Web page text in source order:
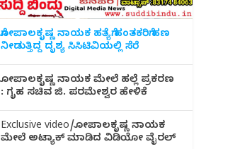
ಗೋಪಾಲಕೃಷ್ಣ ನಾಯಕ ಹತ್ಯೆಗೆ ಹಂತಕರಿಗೆ ಹಣ
ನೀಡುತ್ತಿದ್ದ ದೃಶ್ಯ ಸಿಸಿಟಿವಿಯಲ್ಲಿ ಸೆರೆ
ಗೋಪಾಲಕೃಷ್ಣ ನಾಯಕ ಮೇಲೆ ಹಲ್ಲೆ ಪ್ರಕರಣ
: ಗೃಹ ಸಚಿವ ಜಿ. ಪರಮೇಶ್ವರ ಹೇಳಿಕೆ
Exclusive video/ಗೋಪಾಲಕೃಷ್ಣ ನಾಯಕ
ಮೇಲೆ ಅಟ್ಯಾಕ್ ಮಾಡಿದ ವಿಡಿಯೋ ವೈರಲ್